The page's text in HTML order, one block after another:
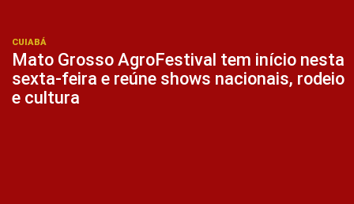
CUIABÁ
Mato Grosso AgroFestival tem início nesta
sexta-feira e reúne shows nacionais, rodeio
e cultura